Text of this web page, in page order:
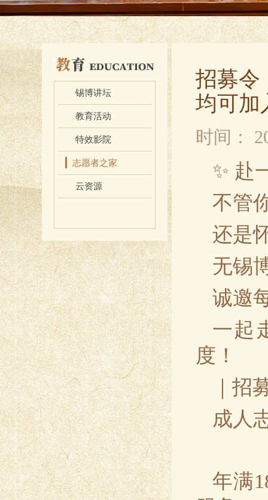
锡博讲坛
教育活动
特效影院
志愿者之家
云资源
招募令
均可加
时间：
✨ 赴
不管
还是
无锡
诚邀
一起
度！
｜招
成人
年满